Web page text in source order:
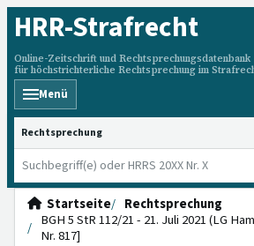
HRR-Strafrecht
Online-Zeitschrift und Rechtsprechungsdatenbank
für höchstrichterliche Rechtsprechung im
Menü
HRRS durchsuchen
Startseite
Rechtsprechung
BGH 5 StR 112/21 - 21. Juli 2021 (LG
Nr. 817]